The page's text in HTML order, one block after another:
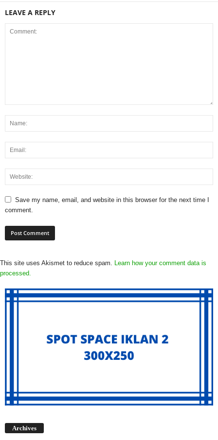
LEAVE A REPLY
Save my name, email, and website in this browser for the next time I
comment.
This site uses Akismet to reduce spam. Learn how your comment data is
processed.
Archives